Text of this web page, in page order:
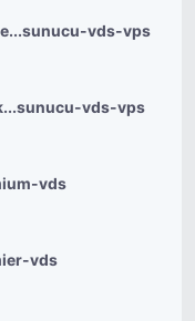
vds-vps
vds-vps
vds
vds